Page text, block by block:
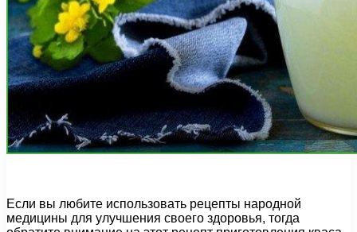
Если вы любите использовать рецепты народной
медицины для улучшения своего здоровья, тогда